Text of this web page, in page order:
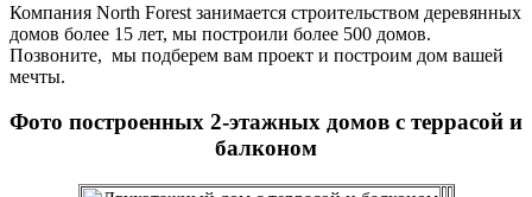
Компания North Forest занимается строительством деревянных
домов более 15 лет, мы построили более 500 домов.
Позвоните, мы подберем вам проект и построим дом вашей
мечты.
Фото построенных 2-этажных домов с террасой и
балконом